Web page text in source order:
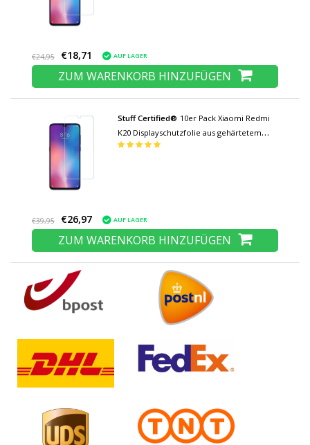
€24,95 €18,71 AUF LAGER
ZUM WARENKORB HINZUFÜGEN
Stuff Certified® 10er Pack Xiaomi Redmi
K20 Displayschutzfolie aus gehärtetem
Glas Hartglas
€39,95 €26,97 AUF LAGER
ZUM WARENKORB HINZUFÜGEN